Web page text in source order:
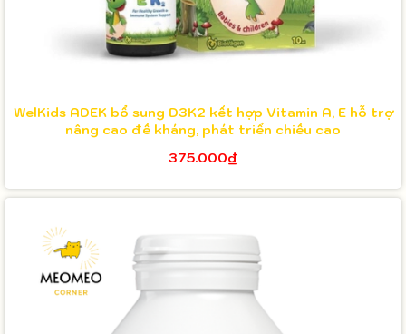
WelKids ADEK bổ sung D3K2 kết hợp Vitamin A, E hỗ trợ
nâng cao đề kháng, phát triển chiều cao
375.000₫